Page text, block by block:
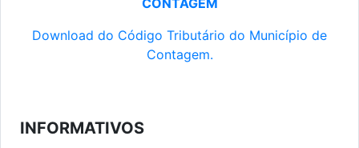
CONTAGEM
Download do Código Tributário do Município de
Contagem.
INFORMATIVOS